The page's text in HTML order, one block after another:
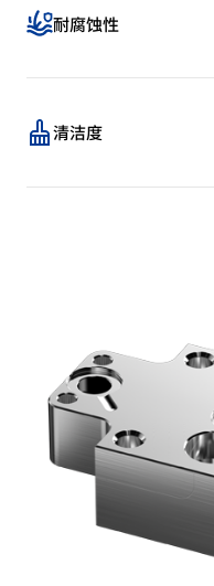
耐腐蚀性
清洁度